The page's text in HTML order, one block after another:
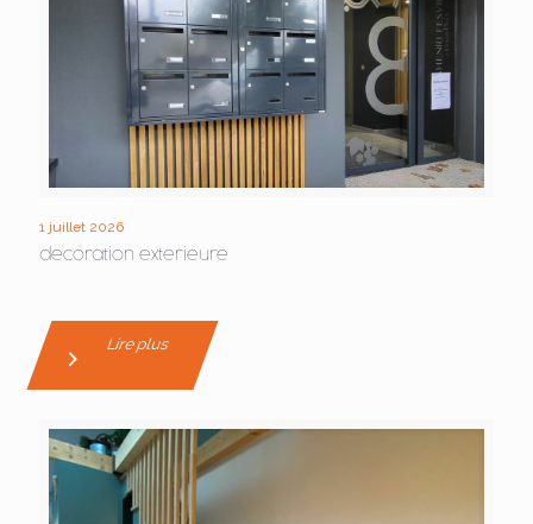
1 juillet 2026
decoration exterieure
Lire plus